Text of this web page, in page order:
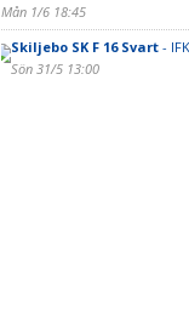
Mån 1/6 18:45
Skiljebo SK F 16 Svart-
Sön 31/5 13:00